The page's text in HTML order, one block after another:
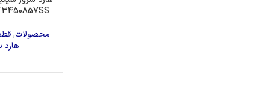
محصولات,
هارد